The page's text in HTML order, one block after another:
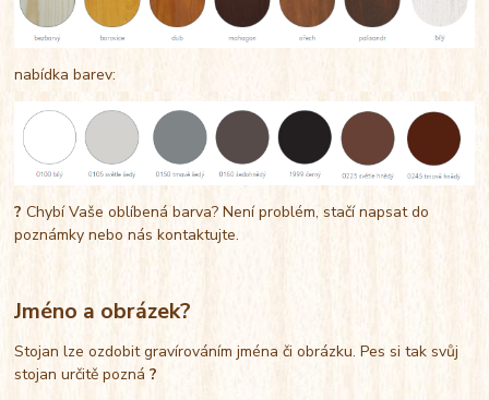
nabídka barev:
?Chybí Vaše oblíbená barva? Není problém, stačí napsat do
poznámky nebo nás kontaktujte.
Jméno a obrázek?
Stojan lze ozdobit gravírováním jména či obrázku. Pes si tak svůj
stojan určitě pozná?